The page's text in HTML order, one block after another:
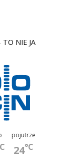
TO NIE JA
pojutrze
24°C